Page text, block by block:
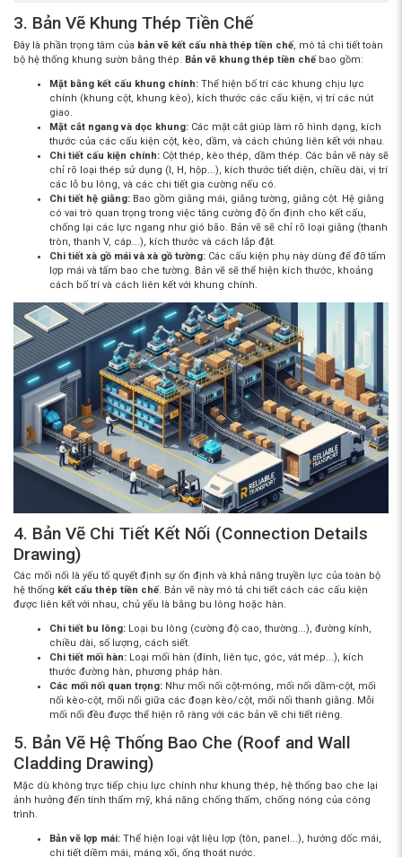
3. Bản Vẽ Khung Thép Tiền Chế
Đây là phần trọng tâm của bản vẽ kết cấu nhà thép tiền chế, mô tả chi tiết toàn
bộ hệ thống khung sườn bằng thép. Bản vẽ khung thép tiền chếbao gồm:
Mặt bằng kết cấu khung chính: Thể hiện bố trí các khung chịu lực
chính (khung cột, khung kèo), kích thước các cấu kiện, vị trí các nút
giao.
Mặt cắt ngang và dọc khung: Các mặt cắt giúp làm rõ hình dạng, kích
thước của các cấu kiện cột, kèo, dầm, và cách chúng liên kết với nhau.
Chi tiết cấu kiện chính: Cột thép, kèo thép, dầm thép. Các bản vẽ này sẽ
chỉ rõ loại thép sử dụng (I, H, hộp...), kích thước tiết diện, chiều dài, vị trí
các lỗ bu lông, và các chi tiết gia cường nếu có.
Chi tiết hệ giằng: Bao gồm giằng mái, giằng tường, giằng cột. Hệ giằng
có vai trò quan trọng trong việc tăng cường độ ổn định cho kết cấu,
chống lại các lực ngang như gió bão. Bản vẽ sẽ chỉ rõ loại giằng (thanh
tròn, thanh V, cáp...), kích thước và cách lắp đặt.
Chi tiết xà gồ mái và xà gồ tường: Các cấu kiện phụ này dùng để đỡ tấm
lợp mái và tấm bao che tường. Bản vẽ sẽ thể hiện kích thước, khoảng
cách bố trí và cách liên kết với khung chính.
4. Bản Vẽ Chi Tiết Kết Nối (Connection Details
Drawing)
Các mối nối là yếu tố quyết định sự ổn định và khả năng truyền lực của toàn bộ
hệ thống kết cấu thép tiền chế. Bản vẽ này mô tả chi tiết cách các cấu kiện
được liên kết với nhau, chủ yếu là bằng bu lông hoặc hàn.
Chi tiết bu lông: Loại bu lông (cường độ cao, thường...), đường kính,
chiều dài, số lượng, cách siết.
Chi tiết mối hàn: Loại mối hàn (đính, liên tục, góc, vát mép...), kích
thước đường hàn, phương pháp hàn.
Các mối nối quan trọng: Như mối nối cột-móng, mối nối dầm-cột, mối
nối kèo-cột, mối nối giữa các đoạn kèo/cột, mối nối thanh giằng. Mỗi
mối nối đều được thể hiện rõ ràng với các bản vẽ chi tiết riêng.
5. Bản Vẽ Hệ Thống Bao Che (Roof and Wall
Cladding Drawing)
Mặc dù không trực tiếp chịu lực chính như khung thép, hệ thống bao che lại
ảnh hưởng đến tính thẩm mỹ, khả năng chống thấm, chống nóng của công
trình.
Bản vẽ lợp mái: Thể hiện loại vật liệu lợp (tôn, panel...), hướng dốc mái,
chi tiết diềm mái, máng xối, ống thoát nước.